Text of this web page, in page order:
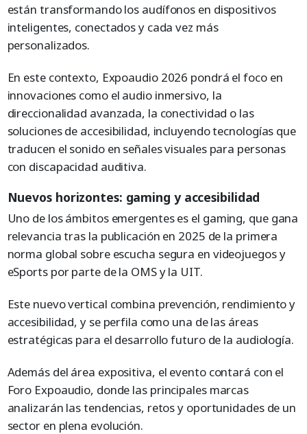
están transformando los audífonos en dispositivos
inteligentes, conectados y cada vez más
personalizados.
En este contexto, Expoaudio 2026 pondrá el foco en
innovaciones como el audio inmersivo, la
direccionalidad avanzada, la conectividad o las
soluciones de accesibilidad, incluyendo tecnologías que
traducen el sonido en señales visuales para personas
con discapacidad auditiva.
Nuevos horizontes: gaming y accesibilidad
Uno de los ámbitos emergentes es el gaming, que gana
relevancia tras la publicación en 2025 de la primera
norma global sobre escucha segura en videojuegos y
eSports por parte de la OMS y la UIT.
Este nuevo vertical combina prevención, rendimiento y
accesibilidad, y se perfila como una de las áreas
estratégicas para el desarrollo futuro de la audiología.
Además del área expositiva, el evento contará con el
Foro Expoaudio, donde las principales marcas
analizarán las tendencias, retos y oportunidades de un
sector en plena evolución.